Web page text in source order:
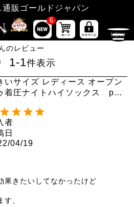
販ゴールドジャパン
6
のレビュー
1-1件表示
いサイズ レディース オープン
着圧ナイトハイソックス pur
ネコポス同梱可】
者
日
04/19
果きたいしてなかったけど
、